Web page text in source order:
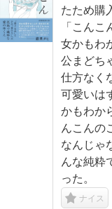
たため購
「こん
女かもわ
公まどち
仕方なく
可愛いは
かもわか
んこんの
なんじゃ
んな純粋
った。
ナイス